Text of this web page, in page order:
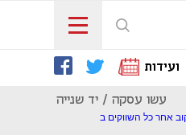
ועידות
עשו עסקה / יד שנייה